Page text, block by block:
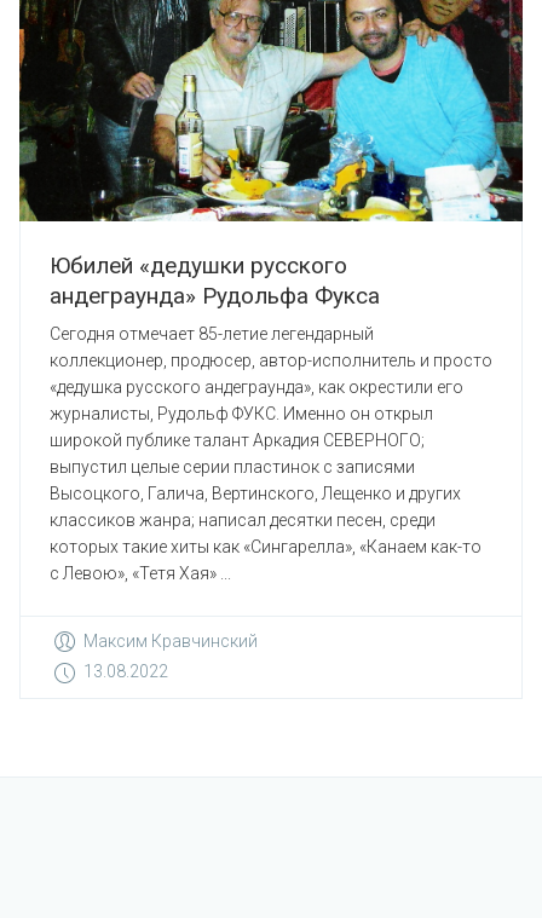
Юбилей «дедушки русского
андеграунда» Рудольфа Фукса
Сегодня отмечает 85-летие легендарный
коллекционер, продюсер, автор-исполнитель и просто
«дедушка русского андеграунда», как окрестили его
журналисты, Рудольф ФУКС. Именно он открыл
широкой публике талант Аркадия СЕВЕРНОГО;
выпустил целые серии пластинок с записями
Высоцкого, Галича, Вертинского, Лещенко и других
классиков жанра; написал десятки песен, среди
которых такие хиты как «Сингарелла», «Канаем как-то
с Левою», «Тетя Хая» ...
Максим Кравчинский
13.08.2022